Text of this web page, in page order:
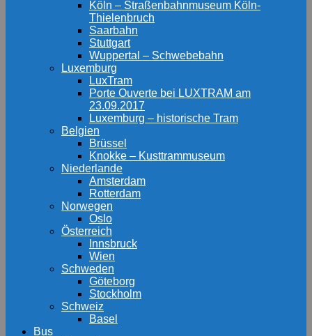
Köln – Straßenbahnmuseum Köln-
Thielenbruch
Saarbahn
Stuttgart
Wuppertal – Schwebebahn
Luxemburg
LuxTram
Porte Ouverte bei LUXTRAM am
23.09.2017
Luxemburg – historische Tram
Belgien
Brüssel
Knokke – Kusttrammuseum
Niederlande
Amsterdam
Rotterdam
Norwegen
Oslo
Österreich
Innsbruck
Wien
Schweden
Göteborg
Stockholm
Schweiz
Basel
Bus